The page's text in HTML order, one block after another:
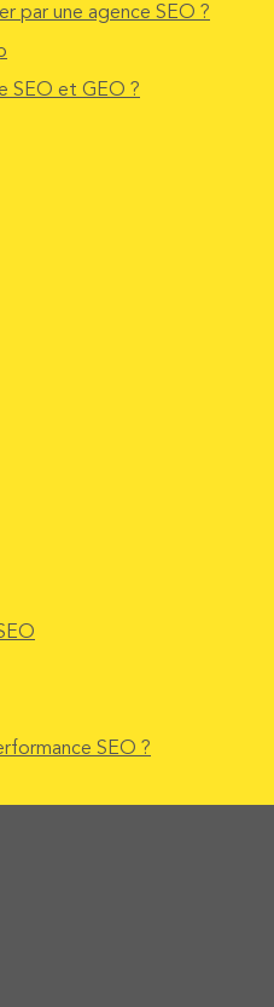
par une agence SEO ?
SEO et GEO ?
SEO ?